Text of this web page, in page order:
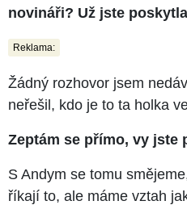
novináři? Už jste
Reklama:
Žádný rozhovor jsem
neřešil, kdo je to ta holka
Zeptám se přímo, vy jste
S Andym se tomu
říkají to, ale máme vztah